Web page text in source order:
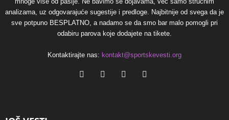
analizama, uz odgovarajuće sugestije i predloge. Najbitnije od svega da je
sve potpuno BESPLATNO, a nadamo se da smo bar malo pomogli pri
odabiru parova koje dodajete na tikete.
Kontaktirajte nas: kontakt@sportskevesti.org